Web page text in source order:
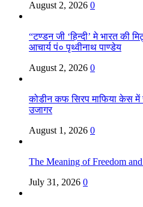
August 2, 2026 0
“टण्डन जी ‘हिन्दी’ मे भारत की
आचार्य पं० पृथ्वीनाथ पाण्डेय
August 2, 2026 0
कोडीन कफ सिरप माफिया केस
उजागर
August 1, 2026 0
The Meaning of Freedom
July 31, 2026 0